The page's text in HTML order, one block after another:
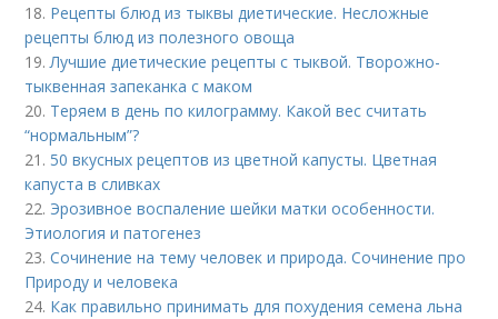
18. Рецепты блюд из тыквы диетические. Несложные
рецепты блюд из полезного овоща
19.Лучшие диетические рецепты с тыквой. Творожно-
тыквенная запеканка с маком
20. Теряем в день по килограмму. Какой вес считать
“нормальным”?
21. 50 вкусных рецептов из цветной капусты. Цветная
капуста в сливках
22. Эрозивное воспаление шейки матки особенности.
Этиология и патогенез
23.Сочинение на тему человек и природа. Сочинение про
Природу и человека
24. Как правильно принимать для похудения семена льна